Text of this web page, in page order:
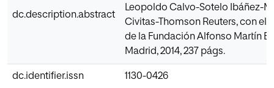
dc.description.abstract
Leopoldo Calvo-Sotelo Ibáñez-
Civitas-Thomson Reuters, con el
de la Fundación Alfonso Martín
Madrid, 2014, 237 págs.
dc.identifier.issn 1130-0426